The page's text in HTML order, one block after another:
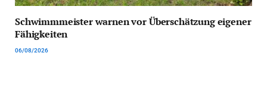
Schwimmmeister warnen vor Überschätzung eigener
Fähigkeiten
06/08/2026